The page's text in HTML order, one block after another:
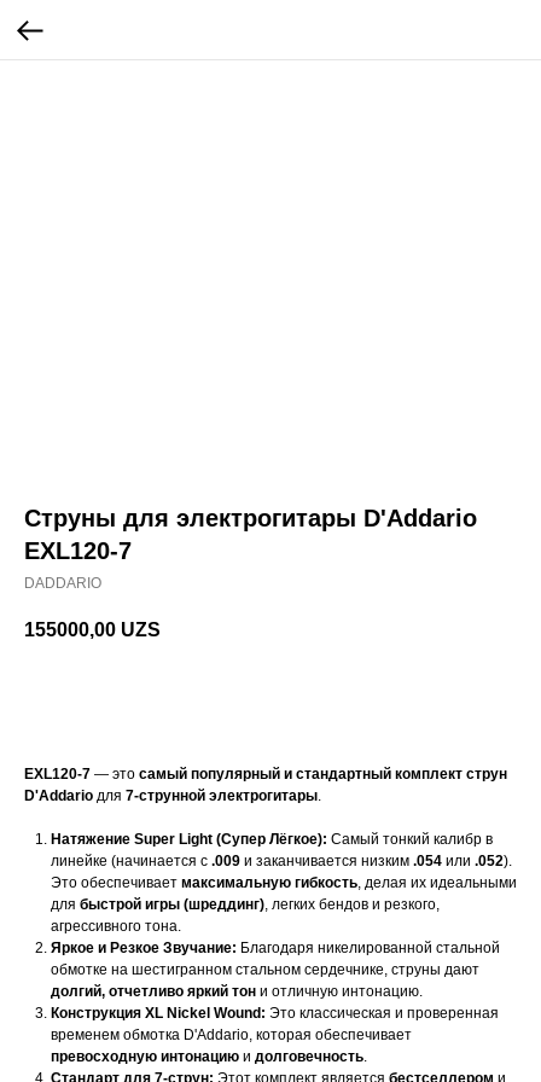
Струны для электрогитары D'Addario
EXL120-7
DADDARIO
155000,00 UZS
EXL120-7 — это самый популярный и стандартный комплект струн
D'Addario для 7-струнной электрогитары.
Натяжение Super Light (Супер Лёгкое): Самый тонкий калибр в
линейке (начинается с .009 и заканчивается низким .054 или .052).
Это обеспечивает максимальную гибкость, делая их идеальными
для быстрой игры (шреддинг), легких бендов и резкого,
агрессивного тона.
Яркое и Резкое Звучание: Благодаря никелированной стальной
обмотке на шестигранном стальном сердечнике, струны дают
долгий, отчетливо яркий тон и отличную интонацию.
Конструкция XL Nickel Wound: Это классическая и проверенная
временем обмотка D'Addario, которая обеспечивает
превосходную интонацию и долговечность.